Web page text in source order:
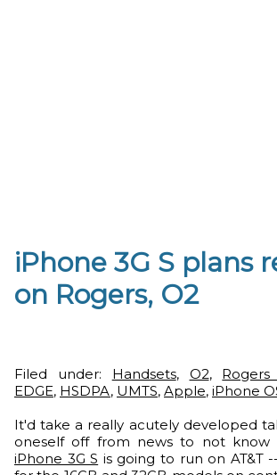
iPhone 3G S plans
on Rogers, O2
Filed under: Handsets, O2, Rogers
EDGE, HSDPA, UMTS, Apple, iPhone
It'd take a really acutely developed
oneself off from news to not
iPhone 3G S is going to run on AT&T